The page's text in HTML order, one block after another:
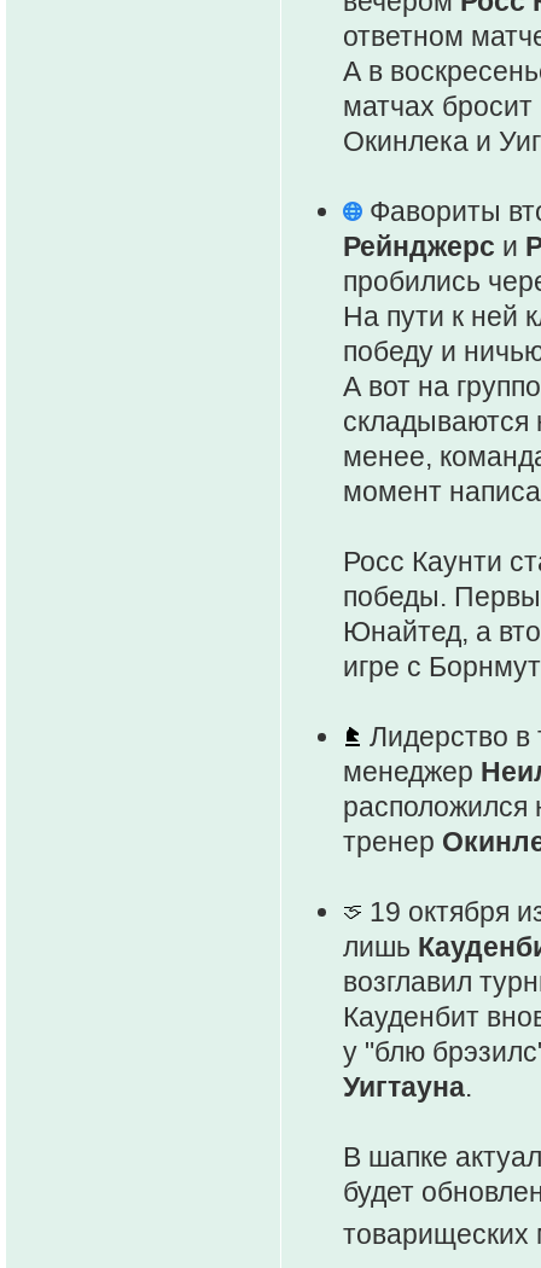
ответном
А в
матчах
Окинлека и
Фавориты
Рейнджерс и
пробились
На пути к ней
победу и
А вот на
складываются
менее,
момент
Росс Каунти
победы.
Юнайтед, а
игре с
Лидерство в
менеджер
расположился
тренер
19 октября
лишь
возглавил
Кауденбит
у "блю
Уигтауна.
В шапке
будет
товарищеских